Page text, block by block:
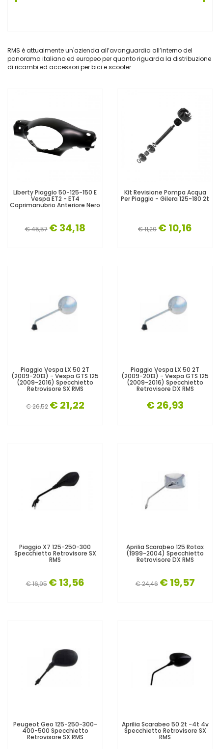
RMS è attualmente un'azienda all’avanguardia all’interno del
panorama italiano ed europeo per quanto riguarda la distribuzione
di ricambi ed accessori per bici e scooter.
Liberty Piaggio 50-125-150 E
Vespa ET2 - ET4
Coprimanubrio Anteriore Nero
€ 45,57 € 34,18
Kit Revisione Pompa Acqua
Per Piaggio - Gilera 125-180 2t
€ 11,29 € 10,16
Piaggio Vespa LX 50 2T
(2009-2013) - Vespa GTS 125
(2009-2016) Specchietto
Retrovisore SX RMS
€ 26,52 € 21,22
Piaggio Vespa LX 50 2T
(2009-2013) - Vespa GTS 125
(2009-2016) Specchietto
Retrovisore DX RMS
€ 26,93
Piaggio X7 125-250-300
Specchietto Retrovisore SX
RMS
€ 16,95 € 13,56
Aprilia Scarabeo 125 Rotax
(1999-2004) Specchietto
Retrovisore DX RMS
€ 24,46 € 19,57
Peugeot Geo 125-250-300-
400-500 Specchietto
Retrovisore SX RMS
Aprilia Scarabeo 50 2t -4t 4v
Specchietto Retrovisore SX
RMS